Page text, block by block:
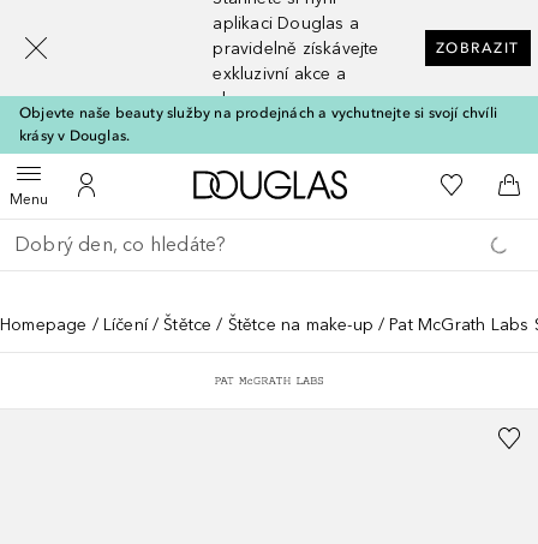
aplikaci Douglas a
pravidelně získávejte
exkluzivní akce a
slevy
ZOBRAZIT
Objevte naše beauty služby na prodejnách a vychutnejte si svojí chvíli
krásy v Douglas.
MenuOtevřít menuK mému účtu
Domů K mému
Do
Vraťte se
Proveďte vyhledávání
Homepage Líčení Štětce Štětce na make-up Pat McGrath Labs
[navigation.slideout.screenreader]